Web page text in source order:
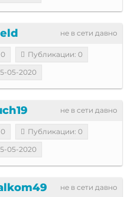
не в сети давно
Публикации: 0
05-2020
не в сети давно
Публикации: 0
05-2020
не в сети давно